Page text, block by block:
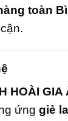
toàn
HOÀI GIA
ứng giẻ